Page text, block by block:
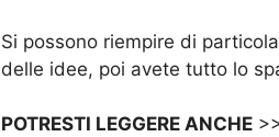
Si possono riempire di
delle idee, poi avete tutto lo
POTRESTI LEGGERE ANCHE